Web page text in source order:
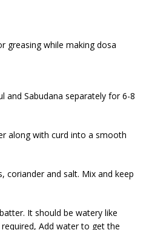
greasing while making dosa
and Sabudana separately for 6-8
along with curd into a smooth
coriander and salt. Mix and keep
It should be watery like
Add water to get the